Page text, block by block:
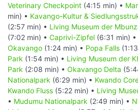
Veterinary Checkpoint (4:15 min) •
min) • Kavango-Kultur &
(2:57 min) • Living Museum der
(7:02 min) • Caprivi-Zipfel (6:31 min) •
Okavango (1:24 min) • Popa Falls
Park (1:54 min) • Living Museum der
Park (2:08 min) • Okavango Delta
Nationalpark (6:29 min) • Kwando
Kwando Fluss (5:22 min) • Living
• Mudumu Nationalpark (2:49 min) •